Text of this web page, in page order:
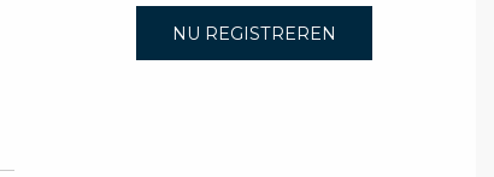
NU REGISTREREN